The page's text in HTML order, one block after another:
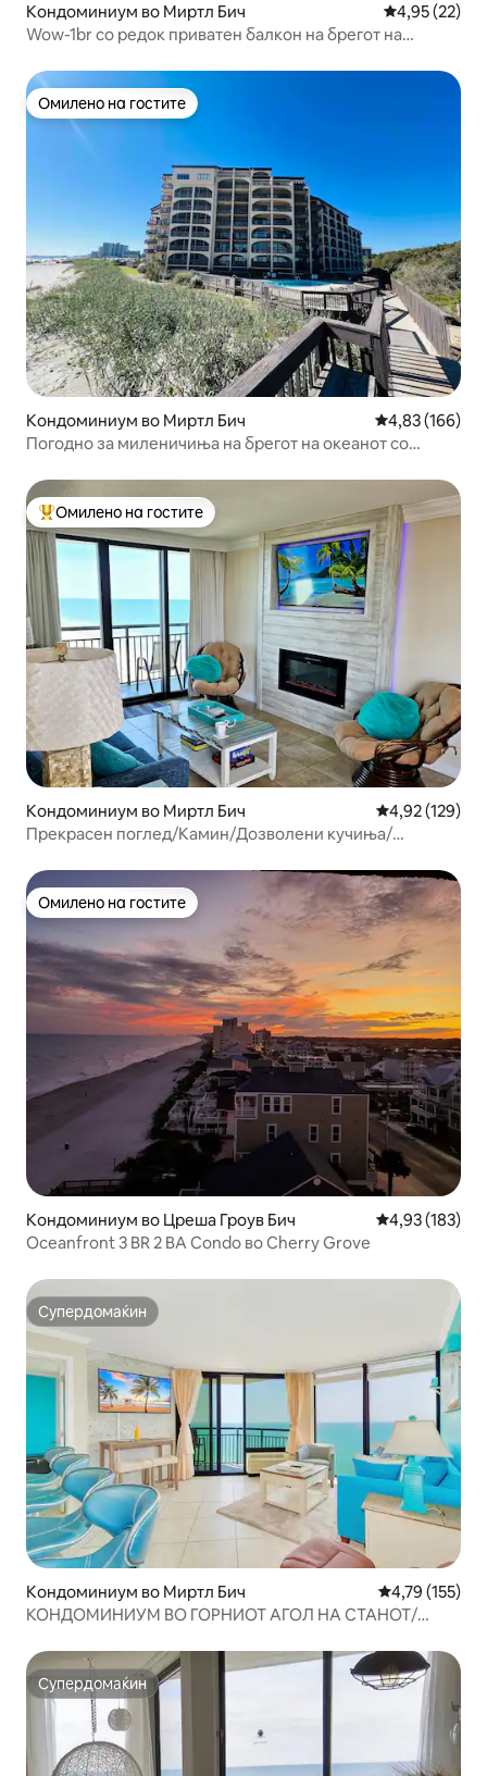
Кондоминиум во Миртл Бич Просечна
4,95 (22)
Wow-1br со редок приватен балкон на брегот на
Омилено на гостите
Омилено на гостите
Кондоминиум во Миртл Бич Просечна
4,83 (166)
Погодно за миленичиња на брегот на океанот со
Меѓу најуспешните „Омилени на гостите“
Омилено на гостите
Кондоминиум во Миртл Бич Просечна
4,92 (129)
Прекрасен поглед/Камин/Дозволени кучиња/
Омилено на гостите
Омилено на гостите
Кондоминиум во Цреша Гроув Бич Просечна
4,93 (183)
Oceanfront 3 BR 2 BA Condo во Cherry Grove
Супердомаќин
Супердомаќин
Кондоминиум во Миртл Бич Просечна
4,79 (155)
КОНДОМИНИУМ ВО ГОРНИОТ АГОЛ НА СТАНОТ/
Супердомаќин
Супердомаќин